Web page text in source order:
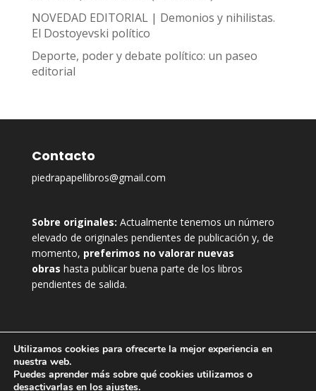
NOVEDAD EDITORIAL | Demonios y nihilistas.
El Dostoyevski político
Deporte, poder y debate político: un paseo
editorial
Contacto
piedrapapellibros@gmail.com
Sobre originales: Actualmente tenemos un número
elevado de originales pendientes de publicación y, de
momento, preferimos no valorar nuevas
obras hasta publicar buena parte de los libros
pendientes de salida.
Utilizamos cookies para ofrecerte la mejor experiencia en
nuestra web.
Puedes aprender más sobre qué cookies utilizamos o
desactivarlas en los ajustes.